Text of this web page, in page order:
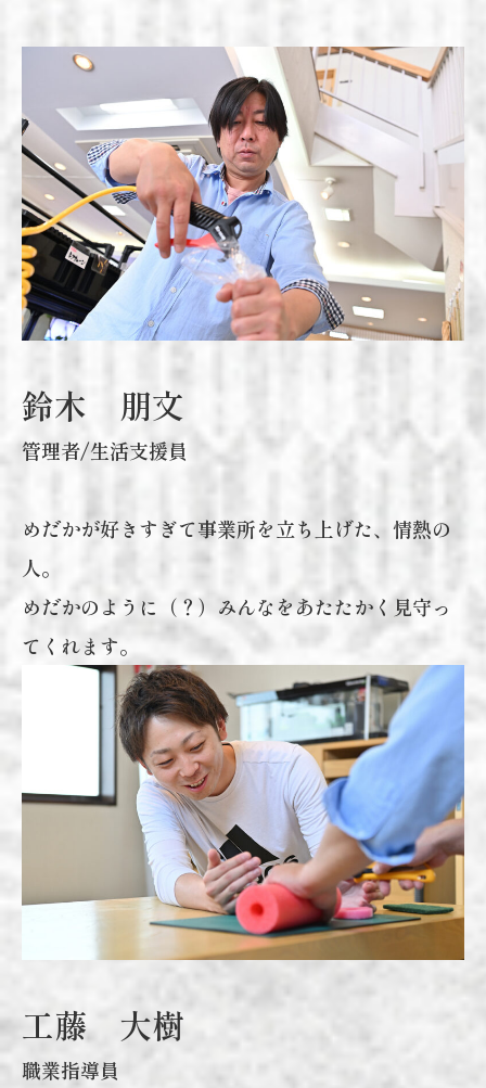
鈴木 朋文
管理者/生活支援員
めだかが好きすぎて事業所を立ち上げた、情熱の
人。
めだかのように（？）みんなをあたたかく見守っ
てくれます。
工藤 大樹
職業指導員